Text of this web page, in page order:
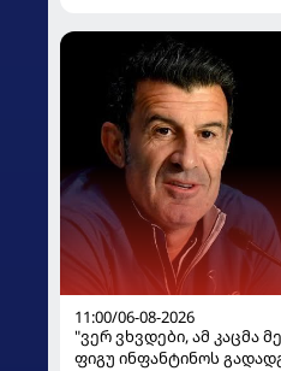
11:00/06-08-2026
"ვერ ვხვდები, ამ კაცმა
ფიგუ ინფანტინოს